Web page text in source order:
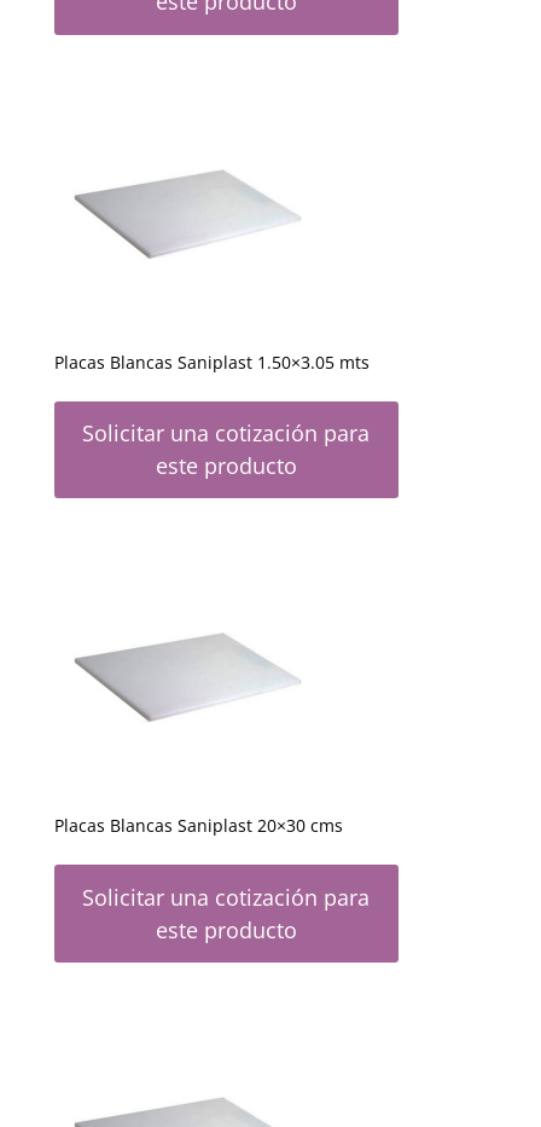
Placas Blancas Saniplast 1.50×3.05 mts
Solicitar una cotización para
este producto
Placas Blancas Saniplast 20×30 cms
Solicitar una cotización para
este producto